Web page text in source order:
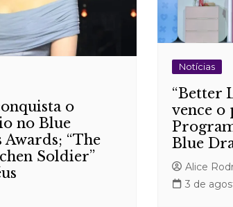
o
no Blue
“The
Soldier”
Notícias
“Better
vence
Blue
Alice
3 de